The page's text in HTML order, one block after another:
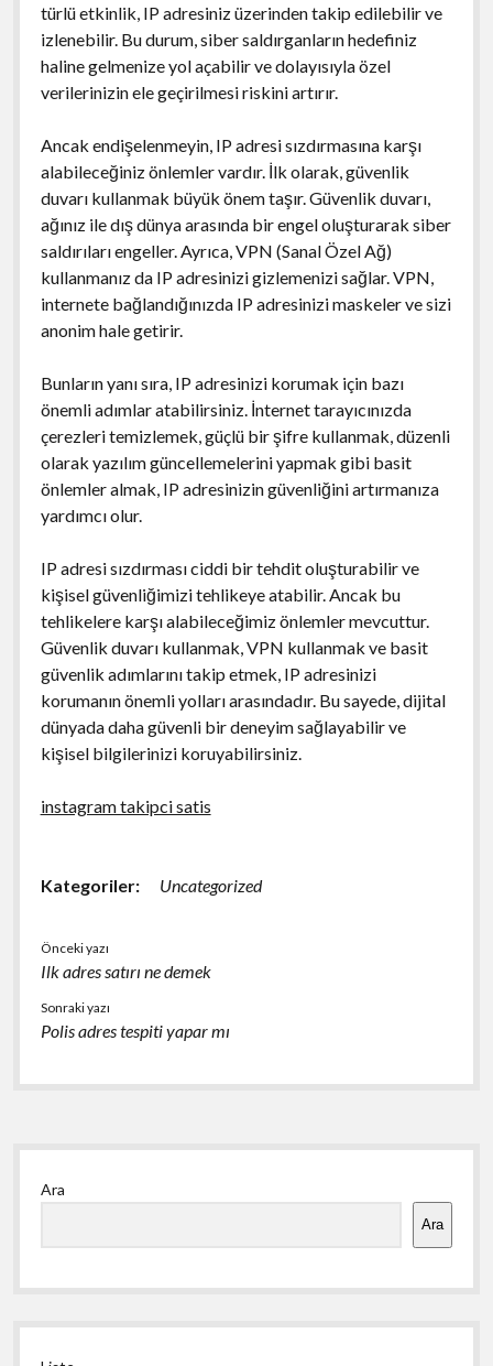
türlü etkinlik, IP adresiniz üzerinden takip edilebilir ve
izlenebilir. Bu durum, siber saldırganların hedefiniz
haline gelmenize yol açabilir ve dolayısıyla özel
verilerinizin ele geçirilmesi riskini artırır.
Ancak endişelenmeyin, IP adresi sızdırmasına karşı
alabileceğiniz önlemler vardır. İlk olarak, güvenlik
duvarı kullanmak büyük önem taşır. Güvenlik duvarı,
ağınız ile dış dünya arasında bir engel oluşturarak siber
saldırıları engeller. Ayrıca, VPN (Sanal Özel Ağ)
kullanmanız da IP adresinizi gizlemenizi sağlar. VPN,
internete bağlandığınızda IP adresinizi maskeler ve sizi
anonim hale getirir.
Bunların yanı sıra, IP adresinizi korumak için bazı
önemli adımlar atabilirsiniz. İnternet tarayıcınızda
çerezleri temizlemek, güçlü bir şifre kullanmak, düzenli
olarak yazılım güncellemelerini yapmak gibi basit
önlemler almak, IP adresinizin güvenliğini artırmanıza
yardımcı olur.
IP adresi sızdırması ciddi bir tehdit oluşturabilir ve
kişisel güvenliğimizi tehlikeye atabilir. Ancak bu
tehlikelere karşı alabileceğimiz önlemler mevcuttur.
Güvenlik duvarı kullanmak, VPN kullanmak ve basit
güvenlik adımlarını takip etmek, IP adresinizi
korumanın önemli yolları arasındadır. Bu sayede, dijital
dünyada daha güvenli bir deneyim sağlayabilir ve
kişisel bilgilerinizi koruyabilirsiniz.
instagram takipci satis
Kategoriler: Uncategorized
Önceki yazı
Ilk adres satırı ne demek
Sonraki yazı
Polis adres tespiti yapar mı
Yan
Menü
Ara
Ara